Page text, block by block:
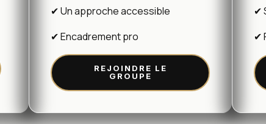
✔ Un approche accessible
✔ Encadrement pro
REJOINDRE LE
GROUPE
✔
✔